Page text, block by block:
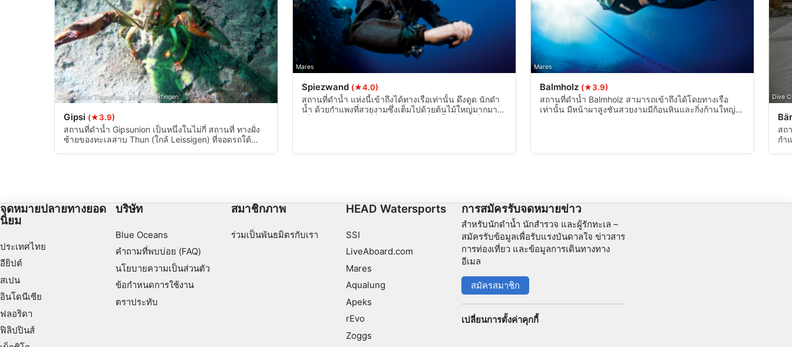
Dive Center Thunersee, 3652 Hilterfingen
Gipsi (★3.9)
สถานที่ดำน้ำ Gipsunion เป็นหนึ่งในไม่กี่ สถานที่ ทางฝั่ง
ซ้ายของทะเลสาบ Thun (ใกล้ Leissigen) ที่จอดรถใต้
Mares
Spiezwand (★4.0)
สถานที่ดำน้ำ แห่งนี้เข้าถึงได้ทางเรือเท่านั้น ดึงดูด นักดำ
น้ำ ด้วยกำแพงที่สวยงามซึ่งเต็มไปด้วยต้นไม้ใหญ่มากมาย
Mares
Balmholz (★3.9)
สถานที่ดำน้ำ Balmholz สามารถเข้าถึงได้โดยทางเรือ
เท่านั้น มีหน้าผาสูงชันสวยงามมีก้อนหินและกิ่งก้านใหญ่
Dive
สถ
กำ
จุดหมายปลายทางยอด
นิยม
ประเทศไทย
อียิปต์
สเปน
อินโดนีเซีย
ฟลอริดา
ฟิลิปปินส์
บริษัท
Blue Oceans
คำถามที่พบบ่อย (FAQ)
นโยบายความเป็นส่วนตัว
ข้อกำหนดการใช้งาน
ตราประทับ
สมาชิกภาพ
ร่วมเป็นพันธมิตรกับเรา
HEAD Watersports
SSI
LiveAboard.com
Mares
Aqualung
Apeks
rEvo
Zoggs
การสมัครรับจดหมายข่าว
สำหรับนักดำน้ำ นักสำรวจ และผู้รักทะเล –
สมัครรับข้อมูลเพื่อรับแรงบันดาลใจ ข่าวสาร
การท่องเที่ยว และข้อมูลการเดินทางทาง
อีเมล
สมัครสมาชิก
เปลี่ยนการตั้งค่าคุกกี้